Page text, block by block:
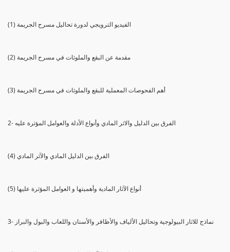
(1) الفيديو الترويجي لدورة تحاليل مسرح الجريمة
(2) مقدمة عن البقع والملوثات في مسرح الجريمة
(3) أهم الفحوصات المعملية للبقع والملوثات في مسرح الجريمة
2- الفرق بين الدليل والاثر المادي وأنواع الأدلة والعوامل المؤثرة عليه
(4) الفرق بين الدليل المادي والآثر المادي
(5) أنواع الآثار المادية وأهميتها و العوامل المؤثرة عليها
3- نماذج للاثار البيولوجية وتحاليل الألياف والأظافر والأسنان واللعاب والبول والبراز